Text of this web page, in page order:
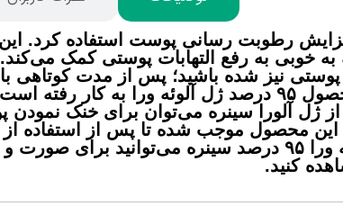
رطوبت رسانی پوست استفاده کرد.
که به خوبی به رفع التهابات پوستی کمک
نیز شده باشید؛ پس از مدت کوتاهی با
التهابات خواهید بود. در این محصول ۹۵ درصد ژل
ژل آلورا سینره می‌توان برای خنک
محصول موجب شده تا پس از استفاده
عنوان تجربه نکنید. از ژل آلوئه ورا ۹۵ درصد سینره
کنید.